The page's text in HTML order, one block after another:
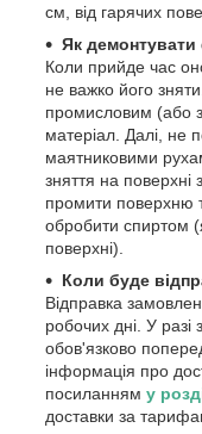
см, від гарячих
Як демонтувати
Коли прийде час
не важко його
промисловим (або
матеріал. Далі, не
маятниковими
зняття на поверхні
промити
обробити спиртом
поверхні).
Коли буде
Відправка
робочих дні. У разі
обов'язково
інформація про
посиланням у
доставки за